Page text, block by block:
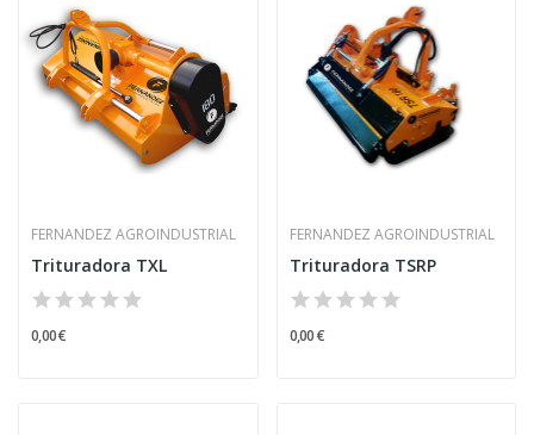
FERNANDEZ AGROINDUSTRIAL
Trituradora TXL
0,00 €
FERNANDEZ AGROINDUSTRIAL
Trituradora TSRP
0,00 €